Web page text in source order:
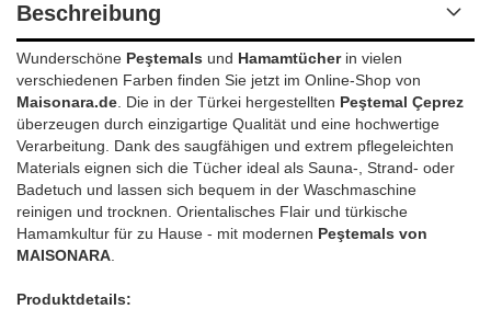
Beschreibung
Wunderschöne Peştemals und Hamamtücherin vielen
verschiedenen Farben finden Sie jetzt im Online-Shop von
Maisonara.de . Die in der Türkei hergestellten Peştemal Çeprez
überzeugen durch einzigartige Qualität und eine hochwertige
Verarbeitung. Dank des saugfähigen und extrem pflegeleichten
Materials eignen sich die Tücher ideal als Sauna-, Strand- oder
Badetuch und lassen sich bequem in der Waschmaschine
reinigen und trocknen. Orientalisches Flair und türkische
Hamamkultur für zu Hause - mit modernen Peştemals von
MAISONARA
Produktdetails: